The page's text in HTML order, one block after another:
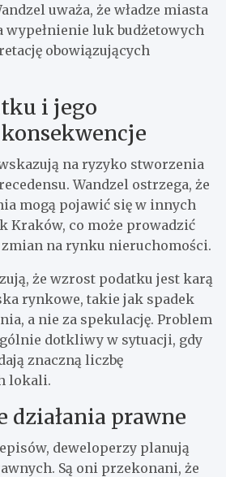
uważa, że władze miasta
wypełnienie luk budżetowych
obowiązujących
i jego
na ryzyko stworzenia
Wandzel ostrzega, że
mogą pojawić się w innych
Kraków, co może prowadzić
na rynku nieruchomości.
że wzrost podatku jest karą
rynkowe, takie jak spadek
a nie za spekulację. Problem
dotkliwy w sytuacji, gdy
znaczną liczbę
lokali.
działania prawne
deweloperzy planują
Są oni przekonani, że